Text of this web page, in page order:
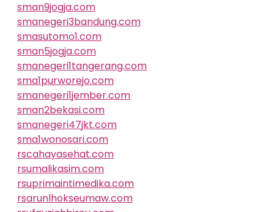
sman9jogja.com
smanegeri3bandung.com
smasutomo1.com
sman5jogja.com
smanegeri1tangerang.com
sma1purworejo.com
smanegeri1jember.com
sman2bekasi.com
smanegeri47jkt.com
sma1wonosari.com
rscahayasehat.com
rsumalikasim.com
rsuprimaintimedika.com
rsarunlhokseumaw.com